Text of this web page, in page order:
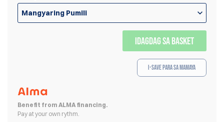
Mangyaring Pumili
IDAGDAG SA BASKET
I-save para sa Mamaya
Benefit from ALMA financing.
Pay at your own rythm.